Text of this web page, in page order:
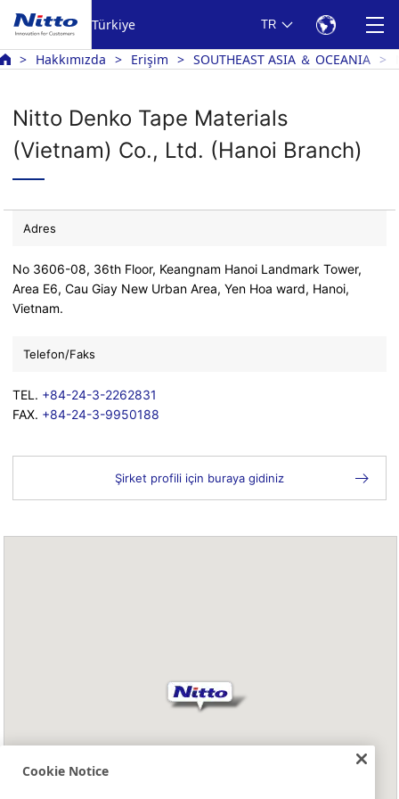
Türkiye TR
Hakkımızda Erişim SOUTHEAST ASIA ＆ OCEANIA
Nitto Denko Tape Materials
(Vietnam) Co., Ltd. (Hanoi Branch)
Adres
No 3606-08, 36th Floor, Keangnam Hanoi Landmark Tower,
Area E6, Cau Giay New Urban Area, Yen Hoa ward, Hanoi,
Vietnam.
Telefon/Faks
TEL. +84-24-3-2262831
FAX. +84-24-3-9950188
Şirket profili için buraya gidiniz
Cookie Notice